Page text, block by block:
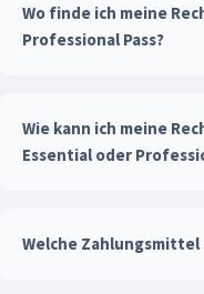
Wo finde ich meine
Professional Pass?
Wie kann ich meine
Essential oder
Welche